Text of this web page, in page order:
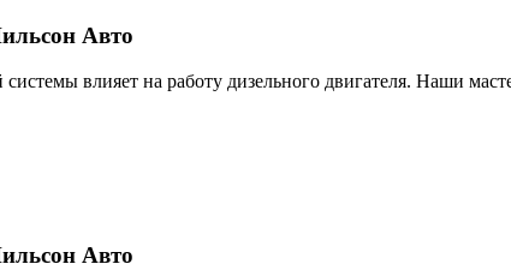
Авто
влияет на работу дизельного двигателя. Наши
Авто